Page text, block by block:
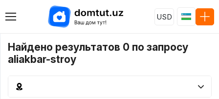
USD
Найдено результатов 0 по запросу
aliakbar-stroy